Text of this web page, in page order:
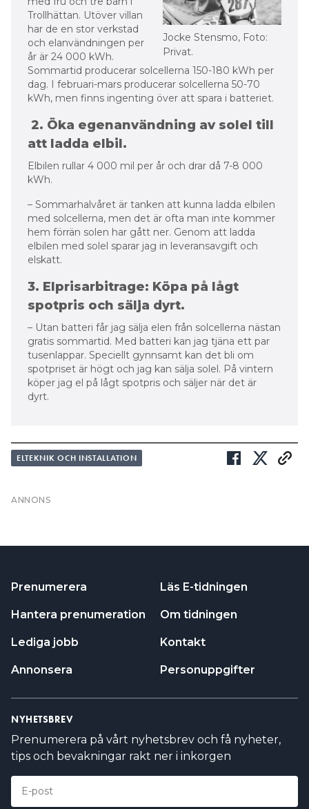
2. Öka egenanvändning av solel till
att ladda elbil.
Elbilen rullar 4 000 mil per år och drar då 7-8 000
kWh.
– Sommarhalvåret är tanken att kunna ladda elbilen
med solcellerna, men det är ofta man inte kommer
hem förrän solen har gått ner. Genom att ladda
elbilen med solel sparar jag in leveransavgift och
elskatt.
3. Elprisarbitrage: Köpa på lågt
– Utan batteri får jag sälja elen från solcellerna nästan
gratis sommartid. Med batteri kan jag tjäna ett par
tusenlappar. Speciellt gynnsamt kan det bli om
spotpriset är högt och jag kan sälja solel. På vintern
köper jag el på lågt spotpris och säljer när det är
dyrt.
ELTEKNIK OCH INSTALLATION
Hantera prenumeration
Lediga jobb
Annonsera
Om tidningen
NYHETSBREV
tips och bevakningar rakt ner i inkorgen